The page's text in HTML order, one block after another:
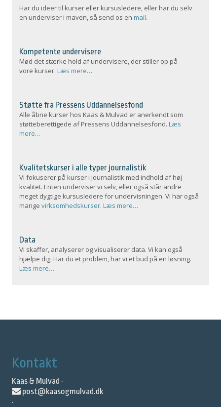
Har du ideer til kurser eller kursusledere, eller har du selv
en underviser i maven, så send os enmail.
Kompetente undervisere
Mød det stærke hold af undervisere, der stiller op på
vore kurser.Læs mere…
Støtte fra Pressens Uddannelsesfond
Alle åbne kurser hos Kaas & Mulvad er anerkendt som
støtteberettigede af Pressens Uddannelsesfond.Læs
mere…
Kvalitetskurser i alle typer journalistik
Vi fokuserer på kurser i journalistik med indhold af høj
kvalitet. Enten underviser vi selv, eller også står andre
meget dygtige kursusledere for undervisningen. Vi har også
mangevirksomhedskurser.Læs mere…
Data
Vi skaffer, analyserer og visualiserer data. Vi kan også
hjælpe dig. Har du et problem, har vi et bud på en løsning.
Læs mere…
Kontakt
Kaas & Mulvad ·
post@kaasogmulvad.dk
·